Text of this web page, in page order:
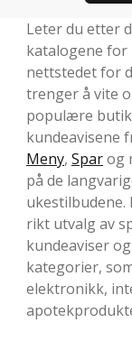
Leter du etter
katalogene for
nettstedet for
trenger å vite
populære
kundeavisene
Meny, Sparog
på de
ukestilbudene.
rikt utvalg av
kundeaviser
kategorier,
elektronikk,